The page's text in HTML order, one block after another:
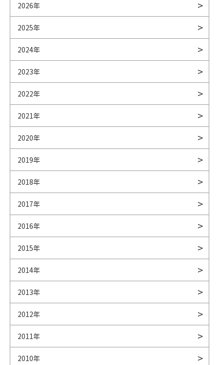
2026年
2025年
2024年
2023年
2022年
2021年
2020年
2019年
2018年
2017年
2016年
2015年
2014年
2013年
2012年
2011年
2010年